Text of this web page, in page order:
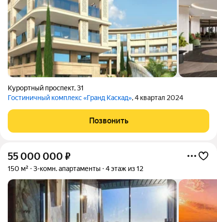
Курортный проспект,31
Гостиничный комплекс «Гранд Каскад», 4 квартал 2024
Позвонить
55 000 000 ₽
150 м² 3-комн. апартаменты 4 этаж из 12